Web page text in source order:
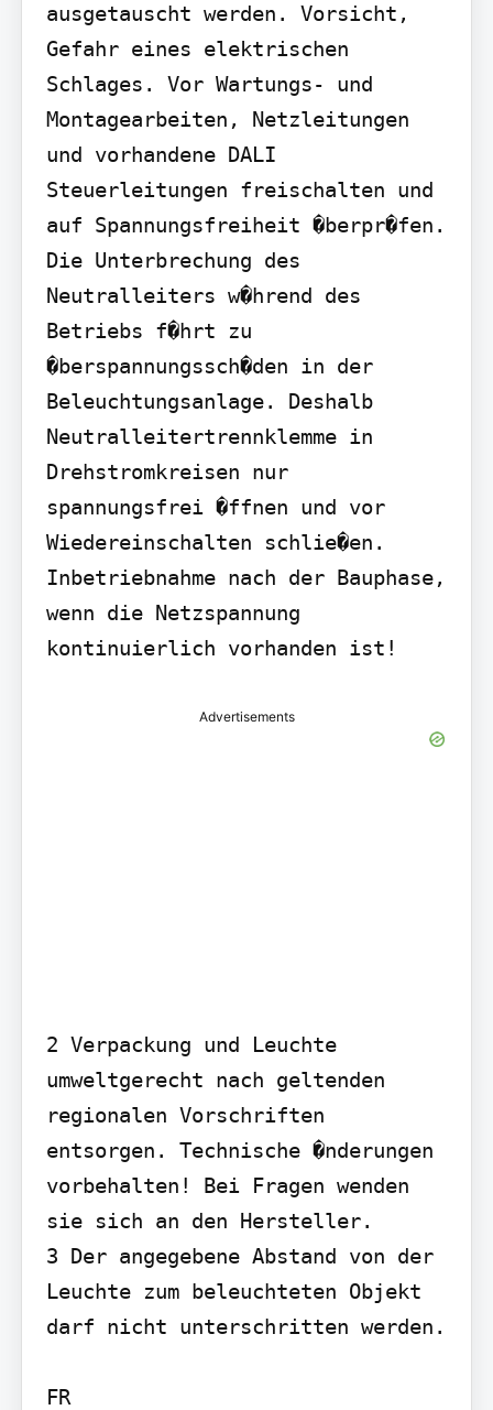
ausgetauscht werden. Vorsicht,
Gefahr eines elektrischen
Schlages. Vor Wartungs- und
Montagearbeiten, Netzleitungen
und vorhandene DALI
Steuerleitungen freischalten und
auf Spannungsfreiheit �berpr�fen.
Die Unterbrechung des
Neutralleiters w�hrend des
Betriebs f�hrt zu
�berspannungssch�den in der
Beleuchtungsanlage. Deshalb
Neutralleitertrennklemme in
Drehstromkreisen nur
spannungsfrei �ffnen und vor
Wiedereinschalten schlie�en.
Inbetriebnahme nach der Bauphase,
wenn die Netzspannung
kontinuierlich vorhanden ist!
Advertisements
2 Verpackung und Leuchte
umweltgerecht nach geltenden
regionalen Vorschriften
entsorgen. Technische �nderungen
vorbehalten! Bei Fragen wenden
sie sich an den Hersteller.
3 Der angegebene Abstand von der
Leuchte zum beleuchteten Objekt
darf nicht unterschritten werden.
FR